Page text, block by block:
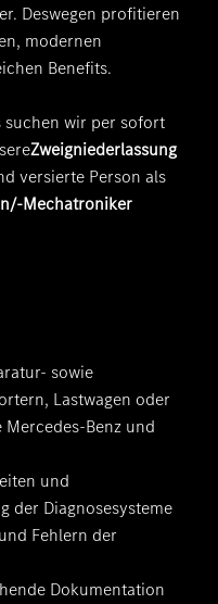
Deswegen profitieren
modernen
Benefits.
suchen wir per sofort
Zweigniederlassung
versierte Person als
Mechatroniker
sowie
Lastwagen oder
Benz und
und
der Diagnosesysteme
Fehlern der
Dokumentation